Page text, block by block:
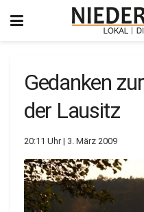
Gedanken
der Lausitz
20:11 Uhr | 3. März 2009